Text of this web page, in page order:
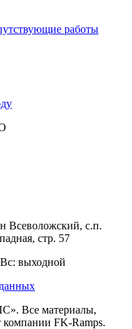
работы
Всеволожский, с.п.
стр. 57
выходной
Все материалы,
компании FK-Ramps.